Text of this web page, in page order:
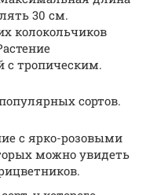
30 см.
колокольчиков
с тропическим.
сортов.
с ярко-розовыми
можно увидеть